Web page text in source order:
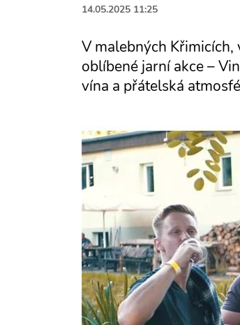
14.05.2025 11:25
V malebných Křimicích,
oblíbené jarní akce –
vína a přátelská